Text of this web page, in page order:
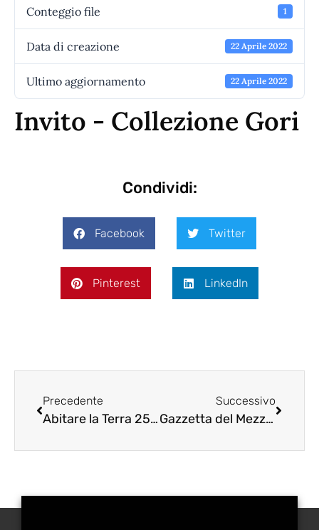
Conteggio file 1
Data di creazione 22 Aprile 2022
Ultimo aggiornamento 22 Aprile 2022
Invito - Collezione Gori
Condividi:
Facebook Twitter
Pinterest LinkedIn
Precedente
Abitare la Terra 25 – Artepollino
Successivo
Gazzetta del Mezzogiorno – La giostra dell’arte gira in Basilicata